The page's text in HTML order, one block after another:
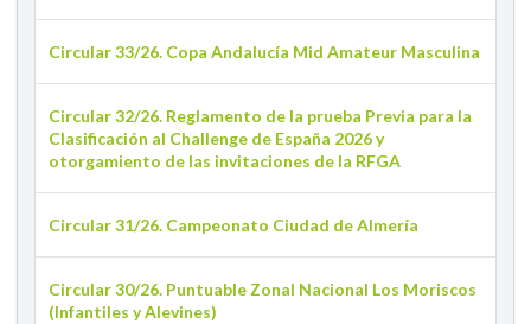
Circular 33/26. Copa Andalucía Mid Amateur Masculina
Circular 32/26. Reglamento de la prueba Previa para la
Clasificación al Challenge de España 2026 y
otorgamiento de las invitaciones de la RFGA
Circular 31/26. Campeonato Ciudad de Almería
Circular 30/26. Puntuable Zonal Nacional Los Moriscos
(Infantiles y Alevines)